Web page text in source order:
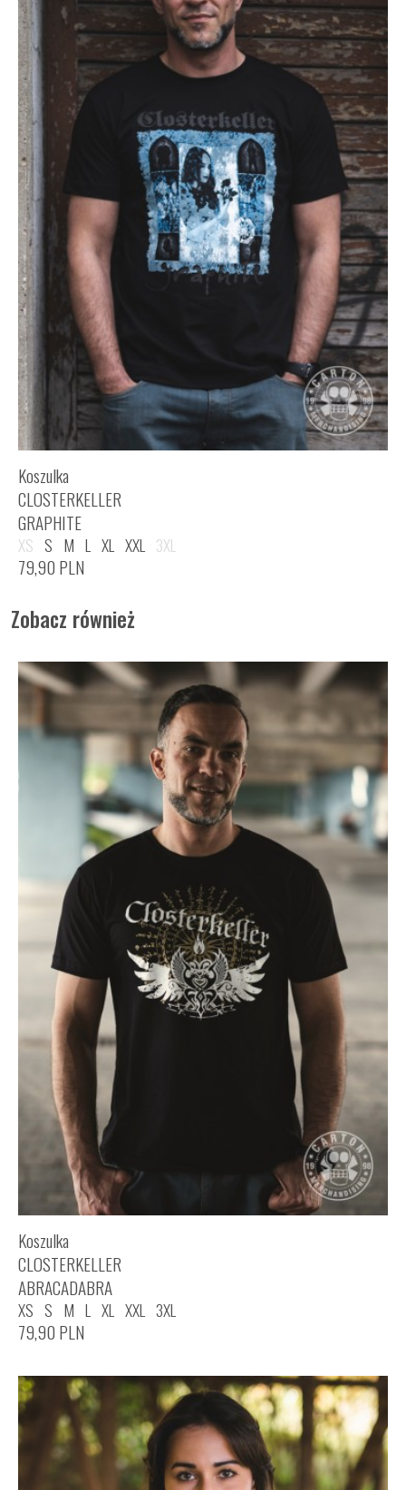
Koszulka
CLOSTERKELLER
GRAPHITE
XS S M L XL XXL 3XL
79,90 PLN
Zobacz również
Koszulka
CLOSTERKELLER
ABRACADABRA
XS S M L XL XXL 3XL
79,90 PLN